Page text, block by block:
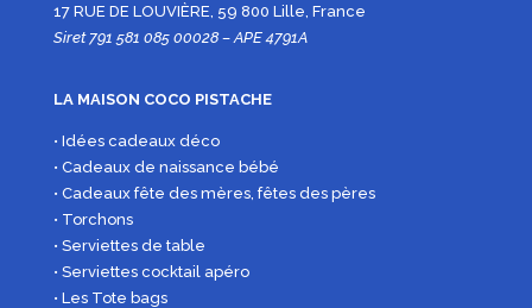
17 RUE DE LOUVIÈRE, 59 800 Lille, France
Siret 791 581 085 00028 – APE 4791A
LA MAISON COCO PISTACHE
• Idées cadeaux déco
• Cadeaux de naissance bébé
• Cadeaux fête des mères, fêtes des pères
• Torchons
• Serviettes de table
• Serviettes cocktail apéro
• Les Tote bags